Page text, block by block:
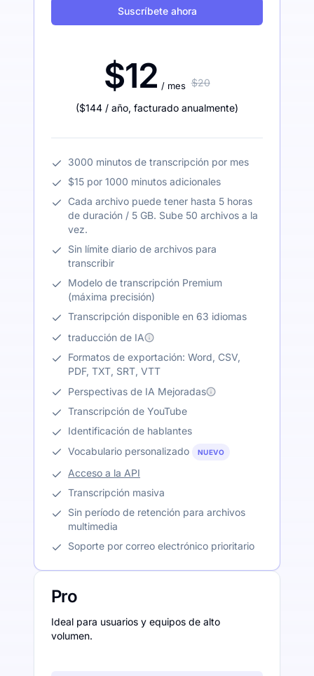
Suscríbete ahora
$12 / mes $20
($144 / año, facturado anualmente)
3000 minutos de transcripción por mes
$15 por 1000 minutos adicionales
Cada archivo puede tener hasta 5 horas
de duración / 5 GB. Sube 50 archivos a la
vez.
Sin límite diario de archivos para
transcribir
Modelo de transcripción Premium
(máxima precisión)
Transcripción disponible en 63 idiomas
traducción de IA
Formatos de exportación: Word, CSV,
PDF, TXT, SRT, VTT
Perspectivas de IA Mejoradas
Transcripción de YouTube
Identificación de hablantes
Vocabulario personalizado
NUEVO
Acceso a la API
Transcripción masiva
Sin período de retención para archivos
multimedia
Soporte por correo electrónico prioritario
Pro
Ideal para usuarios y equipos de alto
volumen.